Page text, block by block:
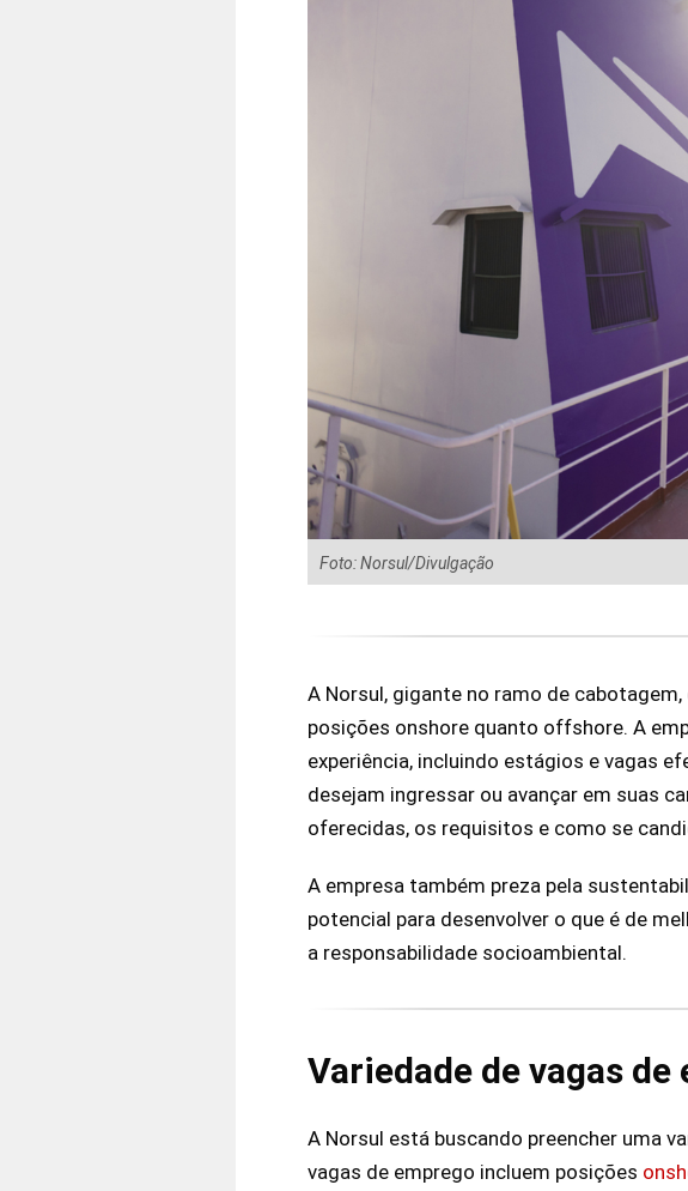
Foto: Norsul/Divulgação
A Norsul, gigante no ramo de
posições onshore quanto offshore. A
experiência, incluindo estágios e vagas
desejam ingressar ou avançar em suas
oferecidas, os requisitos e como se
A empresa também preza pela
potencial para desenvolver o que é de
a responsabilidade socioambiental.
Variedade de vagas
A Norsul está buscando preencher uma
vagas de emprego incluem posições